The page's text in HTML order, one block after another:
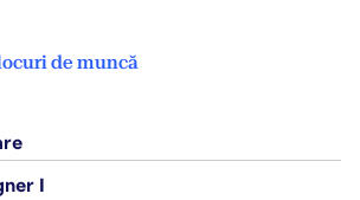
de muncă
I